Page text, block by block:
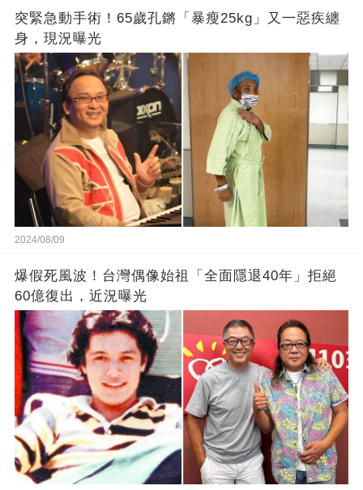
突緊急動手術！65歲孔鏘「暴瘦25kg」又一惡疾纏
身，現況曝光
2024/08/09
爆假死風波！台灣偶像始祖「全面隱退40年」拒絕
60億復出，近況曝光